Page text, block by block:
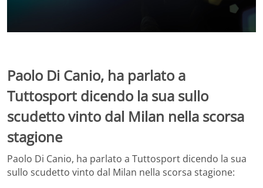
Paolo Di Canio, ha parlato a
Tuttosport dicendo la sua sullo
scudetto vinto dal Milan nella scorsa
stagione
Paolo Di Canio, ha parlato a Tuttosport dicendo la sua
sullo scudetto vinto dal Milan nella scorsa stagione: